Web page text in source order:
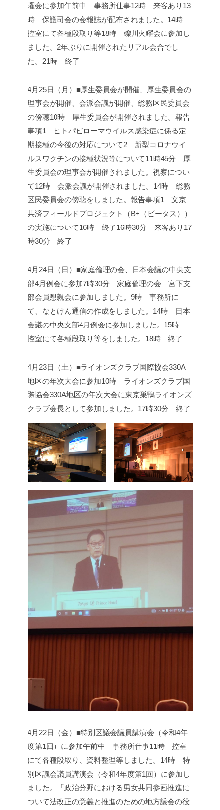
曜会に参加午前中 事務所仕事12時 来客あり 13
時 保護司会の会報誌が配布されました。 14時
控室にて各種段取り等18時 礫川火曜会に参加し
ました。 2年ぶりに開催されたリアル会合でし
た。 21時 終了
4月25日（月）■厚生委員会が開催、厚生委員会の
理事会が開催、会派会議が開催、総務区民委員会
の傍聴10時 厚生委員会が開催されました。 報告
事項1 ヒトパピローマウイルス感染症に係る定
期接種の今後の対応について2 新型コロナウイ
ルスワクチンの接種状況等について11時45分 厚
生委員会の理事会が開催されました。 視察につい
て12時 会派会議が開催されました。 14時 総務
区民委員会の傍聴をしました。 報告事項1 文京
共済フィールドプロジェクト（B+（ビータス））
の実施について16時 終了16時30分 来客あり 17
時30分 終了
4月24日（日）■家庭倫理の会、日本会議の中央支
部4月例会に参加7時30分 家庭倫理の会 宮下支
部会員懇親会に参加しました。 9時 事務所に
て、なとけん通信の作成をしました。 14時 日本
会議の中央支部4月例会に参加しました。 15時
控室にて各種段取り等をしました。 18時 終了
4月23日（土）■ライオンズクラブ国際協会330A
地区の年次大会に参加10時 ライオンズクラブ国
際協会330A地区の年次大会に東京巣鴨ライオンズ
クラブ会長として参加しました。 17時30分 終了
4月22日（金）■特別区議会議員講演会（令和4年
度第1回）に参加午前中 事務所仕事11時 控室
にて各種段取り、資料整理等しました。 14時 特
別区議会議員講演会（令和4年度第1回）に参加し
ました。
「政治分野における男女共同参画推進に
ついて法改正の意義と推進のための地方議会の役